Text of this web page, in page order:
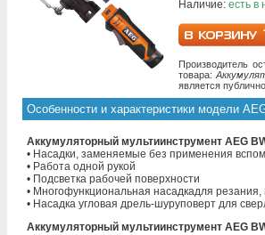
Наличие: есть в
Производитель
товара:
является
Особенности и характеристики модели
Аккумуляторный мультиинструмент AEG
• Насадки, заменяемые без применения
• Работа одной рукой
• Подсветка рабочей поверхности
• Многофункциональная насадкадля
• Насадка угловая дрель-шуруповерт для
Аккумуляторный мультиинструмент AEG